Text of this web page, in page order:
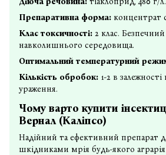
Препаративна форма: концентрат
Клас токсичності: 2 клас.
навколишнього середовища.
Оптимальний температурний
Кількість обробок: 1-2 в залежності
ураження.
Чому варто купити
Вернал (Каліпсо)
Надійний та ефективний препарат
шкідниками мрія будь-якого